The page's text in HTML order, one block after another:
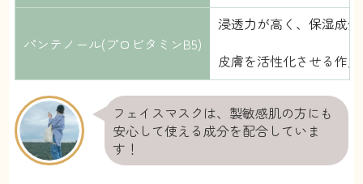
パンテノール(プロビタミンB5)
浸透力が高く、保湿成
皮膚を活性化させる作
フェイスマスクは、製敏感肌の方にも
安心して使える成分を配合していま
す！